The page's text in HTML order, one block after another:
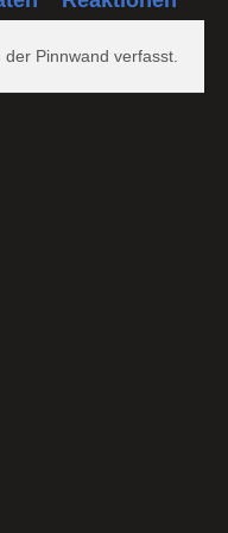
Pinnwand verfasst.